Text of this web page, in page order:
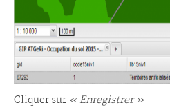
Cliquer sur « Enregistrer »